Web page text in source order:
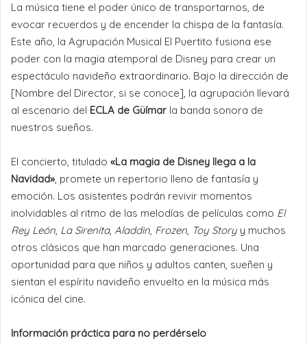
La música tiene el poder único de transportarnos, de
evocar recuerdos y de encender la chispa de la fantasía.
Este año, la Agrupación Musical El Puertito fusiona ese
poder con la magia atemporal de Disney para crear un
espectáculo navideño extraordinario. Bajo la dirección de
[Nombre del Director, si se conoce], la agrupación llevará
al escenario del ECLA de Güímar la banda sonora de
nuestros sueños.
El concierto, titulado «La magia de Disney llega a la
Navidad», promete un repertorio lleno de fantasía y
emoción. Los asistentes podrán revivir momentos
inolvidables al ritmo de las melodías de películas como El
Rey León, La Sirenita, Aladdin, Frozen, Toy Story y muchos
otros clásicos que han marcado generaciones. Una
oportunidad para que niños y adultos canten, sueñen y
sientan el espíritu navideño envuelto en la música más
icónica del cine.
Información práctica para no perdérselo